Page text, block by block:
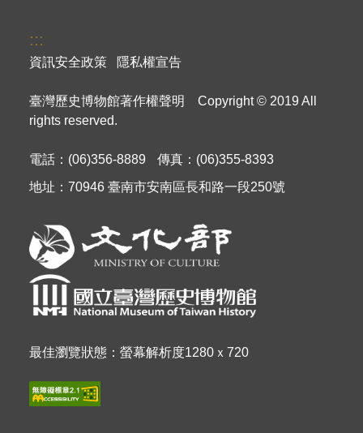
:::
資訊安全政策 隱私權宣告
臺灣歷史博物館著作權聲明 Copyright © 2019 All
rights reserved.
電話：(06)356-8889
傳真：(06)355-8393
地址：70946 臺南市安南區長和路一段250號
最佳瀏覽狀態：螢幕解析度1280ｘ720